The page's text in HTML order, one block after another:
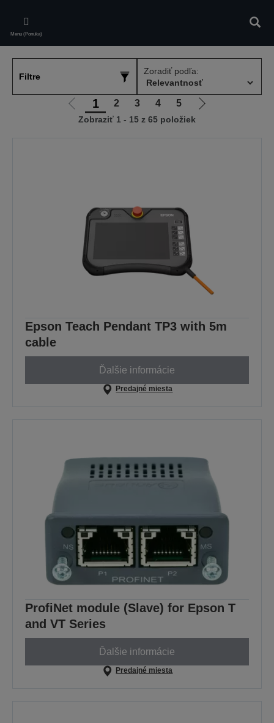
main
content
Menu (Ponuka)
Filtre
Zoradiť podľa:
Ísť
na
1 2 3 4 5
Ísť
Zobraziť 1 - 15 z 65 položiek
Epson Teach Pendant TP3 with 5m
cable
Ďalšie informácie
Predajné miesta
ProfiNet module (Slave) for Epson T
and VT Series
Ďalšie informácie
Predajné miesta